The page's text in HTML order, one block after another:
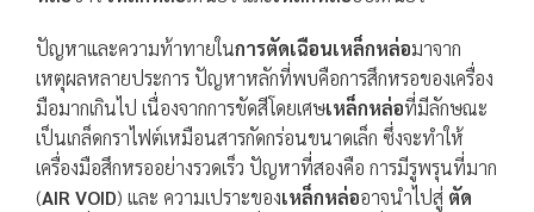
ปัญหาและความท้าทายในการตัดเฉือนเหล็กหล่อมาจาก
เหตุผลหลายประการ ปัญหาหลักที่พบคือการสึกหรอของเครื่อง
มือมากเกินไป เนื่องจากการขัดสีโดยเศษเหล็กหล่อที่มีลักษณะ
เป็นเกล็ดกราไฟต์เหมือนสารกัดกร่อนขนาดเล็ก ซึ่งจะทำให้
เครื่องมือสึกหรออย่างรวดเร็ว ปัญหาที่สองคือ การมีรูพรุนที่มาก
(AIR VOID) และ ความเปราะของเหล็กหล่ออาจนำไปสู่ ตัด